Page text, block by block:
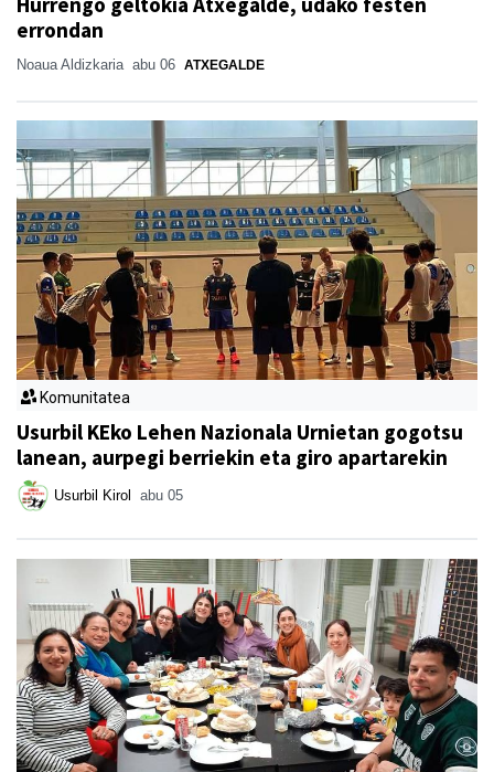
errondan
Noaua Aldizkaria abu 06 ATXEGALDE
Komunitatea
Usurbil KEko Lehen Nazionala Urnietan gogotsu
lanean, aurpegi berriekin eta giro apartarekin
Usurbil Kirol abu 05